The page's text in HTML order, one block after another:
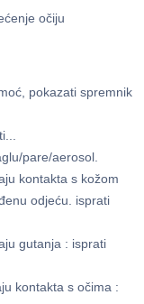
očiju
pokazati spremnik
pare/aerosol.
kontakta s kožom
odjeću. isprati
gutanja : isprati
kontakta s očima :